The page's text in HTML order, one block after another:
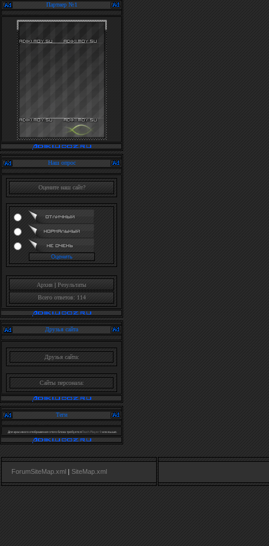
Партнер №1
Наш опрос
Оцените наш сайт?
Архив | Результаты
Всего ответов: 114
Друзья сайта
Друзья сайта:
Сайты персонала:
Теги
Для красивого отображения этого блока требуетсяFlash Player 9или выше.
ForumSiteMap.xml | SiteMap.xml